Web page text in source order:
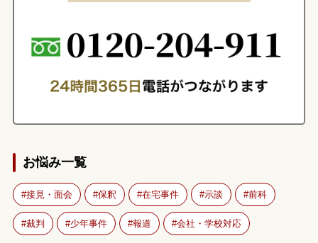
お悩み一覧
接見・面会 保釈 在宅事件 示談 前科
裁判 少年事件 報道 会社・学校対応